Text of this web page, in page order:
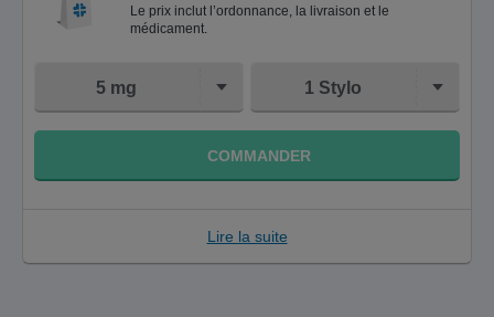
Le prix inclut l’ordonnance, la livraison et le
médicament.
5 mg 1 Stylo
COMMANDER
Lire la suite